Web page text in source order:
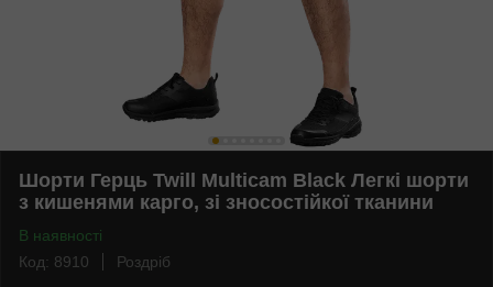
Шорти Герць Twill Multicam Black Легкі шорти
з кишенями карго, зі зносостійкої тканини
В наявності
Код: 8910
Роздріб